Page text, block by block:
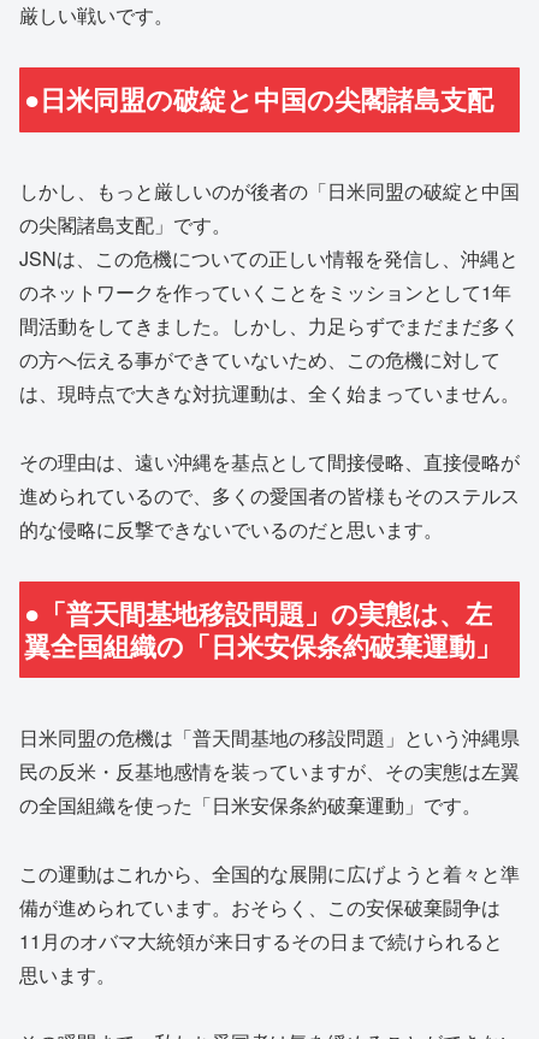
厳しい戦いです。
●日米同盟の破綻と中国の尖閣諸島支配
しかし、もっと厳しいのが後者の「日米同盟の破綻と中国
の尖閣諸島支配」です。
JSNは、この危機についての正しい情報を発信し、沖縄と
のネットワークを作っていくことをミッションとして1年
間活動をしてきました。しかし、力足らずでまだまだ多く
の方へ伝える事ができていないため、この危機に対して
は、現時点で大きな対抗運動は、全く始まっていません。
その理由は、遠い沖縄を基点として間接侵略、直接侵略が
進められているので、多くの愛国者の皆様もそのステルス
的な侵略に反撃できないでいるのだと思います。
●「普天間基地移設問題」の実態は、左
翼全国組織の「日米安保条約破棄運動」
日米同盟の危機は「普天間基地の移設問題」という沖縄県
民の反米・反基地感情を装っていますが、その実態は左翼
の全国組織を使った「日米安保条約破棄運動」です。
この運動はこれから、全国的な展開に広げようと着々と準
備が進められています。おそらく、この安保破棄闘争は
11月のオバマ大統領が来日するその日まで続けられると
思います。